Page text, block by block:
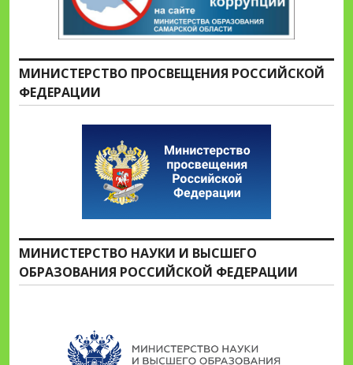
МИНИСТЕРСТВО ПРОСВЕЩЕНИЯ РОССИЙСКОЙ
ФЕДЕРАЦИИ
МИНИСТЕРСТВО НАУКИ И ВЫСШЕГО
ОБРАЗОВАНИЯ РОССИЙСКОЙ ФЕДЕРАЦИИ